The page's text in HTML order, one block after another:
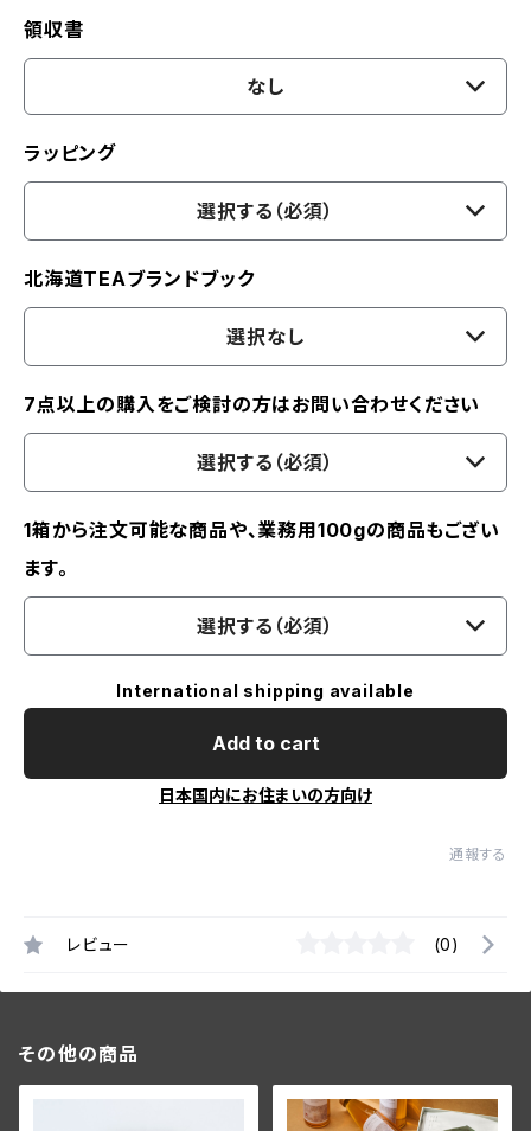
領収書
なし
ラッピング
選択する（必須）
北海道TEAブランドブック
選択なし
7点以上の購入をご検討の方はお問い合わせください
選択する（必須）
1箱から注文可能な商品や、業務用100gの商品もござい
ます。
選択する（必須）
International shipping available
Add to cart
日本国内にお住まいの方向け
通報する
レビュー (0)
その他の商品